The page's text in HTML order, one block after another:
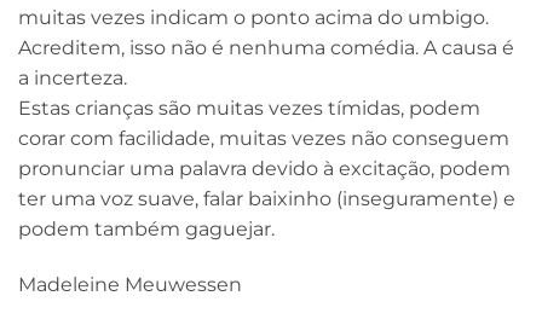
muitas vezes indicam o ponto acima do umbigo.
Acreditem, isso não é nenhuma comédia. A causa é
a incerteza.
Estas crianças são muitas vezes tímidas, podem
corar com facilidade, muitas vezes não conseguem
pronunciar uma palavra devido à excitação, podem
ter uma voz suave, falar baixinho (inseguramente) e
podem também gaguejar.
Madeleine Meuwessen